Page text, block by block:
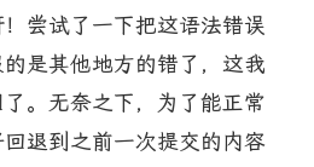
尝试了一下把这语法错误
是其他地方的错了，这我
。无奈之下，为了能正常
退到之前一次提交的内容